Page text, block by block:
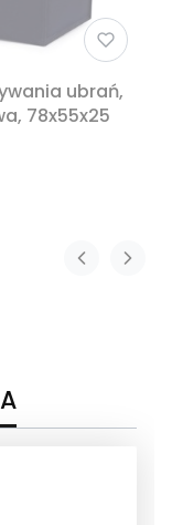
ubrań,
78x55x25